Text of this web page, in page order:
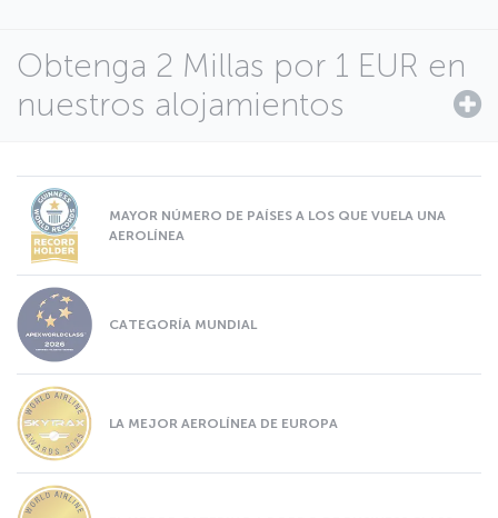
Obtenga 2 Millas por 1 EUR en
nuestros alojamientos
MAYOR NÚMERO DE PAÍSES A LOS QUE VUELA UNA
AEROLÍNEA
CATEGORÍA MUNDIAL
LA MEJOR AEROLÍNEA DE EUROPA